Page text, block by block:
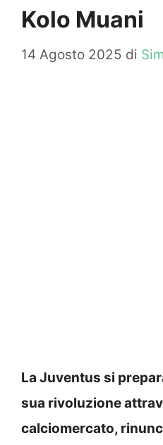
Kolo Muani
14 Agosto 2025 di
La Juventus si
sua rivoluzione
calciomercato,